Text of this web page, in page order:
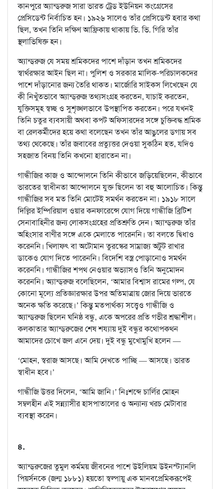
কানপুরে অ্যান্ড্‌রুজ সারা ভারত ট্রেড ইউনিয়ন কংগ্রেসের
প্রেসিডেন্ট নির্বাচিত হন। ১৯২৬ সালেও তাঁর প্রেসিডেন্ট হবার কথা
ছিল, তখন তিনি দক্ষিণ আফ্রিকায় থাকায় ভি. ভি. গিরি তাঁর
স্থলাভিষিক্ত হন।
অ্যান্ড্‌রুজ যে সময় শ্রমিকদের পাশে দাঁড়ান তখন শ্রমিকদের
স্বার্থরক্ষার আইন ছিল না। পুলিশ ও সরকার মালিক-পরিচালকদের
পাশে দাঁড়ানোর জন্য তৈরি থাকত। মার্জোরি সাইকস লিখেছেন যে
কী নিখুঁতভাবে অ্যান্ড্‌রুজ তথ্যসংগ্রহ করতেন, যাচাই করতেন,
যুক্তিসমূহ স্বচ্ছ ও সুশৃঙ্খলভাবে উপস্থাপিত করতেন। পরে যখনই
তিনি চতুর ব্যবসায়ী অথবা কপট অফিসারদের সঙ্গে চুক্তিবদ্ধ শ্রমিক
বা রেলকর্মীদের হয়ে কথা বলেছেন তখন তাঁর আঙুলের ডগায় সব
তথ্য থেকেছে। তাঁর জবাবের প্রত্যুত্তর দেওয়া সুকঠিন হত, যদিও
সহজাত বিনয় তিনি কখনো হারাতেন না।
গান্ধীজির কাজ ও আন্দোলনে তিনি কীভাবে জড়িয়েছিলেন, কীভাবে
ভারতের স্বাধীনতা আন্দোলনে যুক্ত ছিলেন তা বহু আলোচিত। কিন্তু
গান্ধীজির সব মত তিনি মোটেই সমর্থন করতেন না। ১৯১৮ সালে
দিল্লির ইম্পিরিয়াল ওয়ার কনফারেন্সে যোগ দিয়ে গান্ধীজি ব্রিটিশ
সেনাবাহিনীর জন্য লোকসংগ্রহের প্রতিশ্রুতি দেন। অ্যান্ড্‌রুজ তাঁর
অহিংসার বাণীর সঙ্গে একে মেলাতে পারেননি। তা বলতে দ্বিধাও
করেননি। খিলাফৎ বা অটোমান তুরস্কের সাম্রাজ্য অটুট রাখার
ডাকেও যোগ দিতে পারেননি। বিদেশি বস্ত্র পোড়ানোও সমর্থন
করেননি। গান্ধীজির শপথ নেওয়ার অভ্যাসও তিনি অনুমোদন
করেননি। অ্যান্ড্‌রুজ বলেছিলেন, ‘আমার বিশ্বাস রামের গল্প, যে
কোনো মূল্যে প্রতিজ্ঞারক্ষার উপর অতিমাত্রায় জোর দিয়ে ভারতে
অনেক ক্ষতি করেছে।’ কিন্তু মতপার্থক্য সত্ত্বেও গান্ধীজি ও
অ্যান্ড্‌রুজ ছিলেন ঘনিষ্ঠ বন্ধু, একে অপরের প্রতি গভীর শ্রদ্ধাশীল।
কলকাতার অ্যান্ড্‌রুজের শেষ শয্যায় দুই বন্ধুর কথোপকথন
আমাদের চোখে জল এনে দেয়। দুই বন্ধু মুখোমুখি হলেন —
‘মোহন, স্বরাজ আসছে। আমি দেখতে পাচ্ছি — আসছে। ভারত
স্বাধীন হবে।’
গান্ধীজি উত্তর দিলেন, ‘আমি জানি।’ নিঃশব্দে চার্লির মোহন
সম্বলহীন এই সন্ন্যাসীর হাসপাতালের ও অন্যান্য খরচ মেটাবার
ব্যবস্থা করেন।
৪.
অ্যান্ড্‌রুজের তুমুল কর্মময় জীবনের পাশে উইলিয়ম উইনস্ট্যানলি
পিয়র্সনকে (জন্ম ১৮৮১) হয়তো স্বল্পায়ু এক মানবপ্রেমিকরূপেই